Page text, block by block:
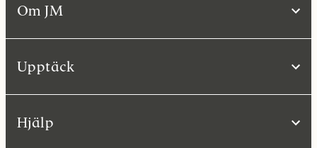
Om JM
Upptäck
Hjälp